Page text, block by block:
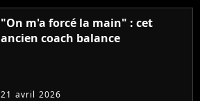
"On m'a forcé la main" : cet
ancien coach balance
21 avril 2026